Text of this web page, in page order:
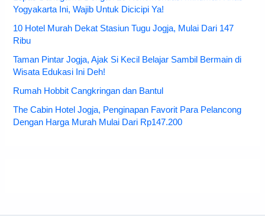
Yogyakarta Ini, Wajib Untuk Dicicipi Ya!
10 Hotel Murah Dekat Stasiun Tugu Jogja, Mulai Dari 147
Ribu
Taman Pintar Jogja, Ajak Si Kecil Belajar Sambil Bermain di
Wisata Edukasi Ini Deh!
Rumah Hobbit Cangkringan dan Bantul
The Cabin Hotel Jogja, Penginapan Favorit Para Pelancong
Dengan Harga Murah Mulai Dari Rp147.200